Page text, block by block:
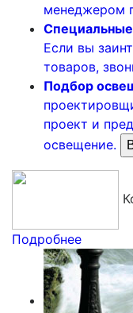
менеджером
Если вы
товаров,
Подбор
проект и
освещение.
Подробнее